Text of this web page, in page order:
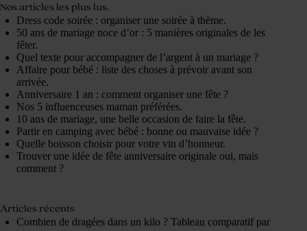
Nos articles les plus lus.
Dress code soirée : organiser une soirée à thème.
50 ans de mariage noce d’or : 5 manières originales de les
fêter.
Quel texte pour accompagner de l’argent à un mariage ?
Affaire pour bébé : liste des choses à prévoir avant son
arrivée.
Anniversaire 1 an : comment organiser une fête ?
Nos 5 influenceuses maman préférées.
10 ans de mariage, une belle occasion de faire la fête.
Partir en camping avec bébé : bonne ou mauvaise idée ?
Quelle boisson choisir pour votre vin d’honneur.
Trouver une idée de fête anniversaire originale oui, mais
comment ?
Articles récents
Combien de dragées dans un kilo ? Tableau comparatif par